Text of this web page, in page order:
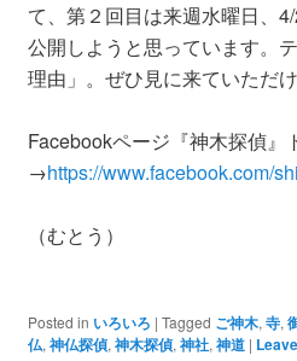
て、第２回目は来週水曜日、
公開しようと思っています。
理由」。ぜひ見に来ていただ
Facebookページ『神木探偵』
→https://www.facebook.com/
（むとう）
Posted in いろいろ | Tagged ご神木, 寺,
仏, 神仏探偵, 神木探偵, 神社, 神道 |